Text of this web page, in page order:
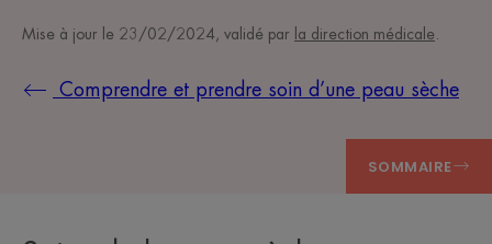
Mise à jour le 23/02/2024, validé par la direction médicale
Comprendre et prendre soin d’une peau sèche
SOMMAIRE